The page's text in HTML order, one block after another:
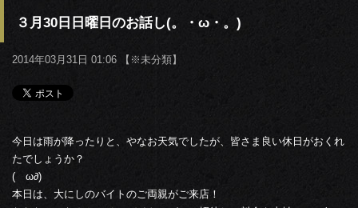
３月30日日曜日のお話し(。・ω・。)
2014年03月31日 01:06 【 ※未分類】
今日は雨が降ったりと、やなお天気でしたが、皆さま良い休日がおくれ
たでしょうか？
(ゝω∂)
本日は、大にしのバイトのご両親がご来店！